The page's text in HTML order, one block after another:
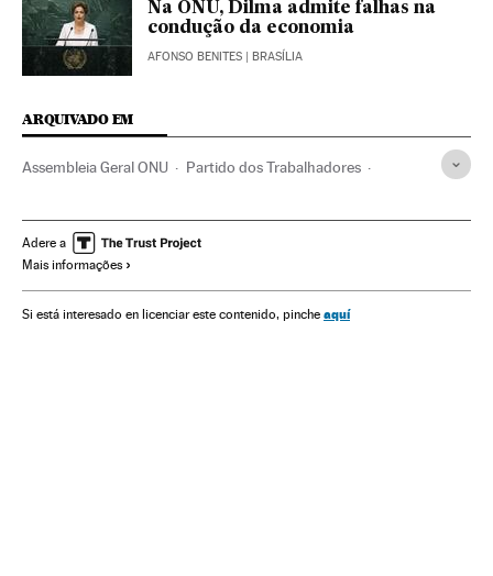
Na ONU, Dilma admite falhas na
condução da economia
AFONSO BENITES | BRASÍLIA
ARQUIVADO EM
Assembleia Geral ONU Partido dos Trabalhadores
Refugiados Caribe Presidente Brasil
Vítimas guerra
Brasil Ásia Governo Partidos políticos
Adere a
Mais informações
Si está interesado en licenciar este contenido, pinche aquí